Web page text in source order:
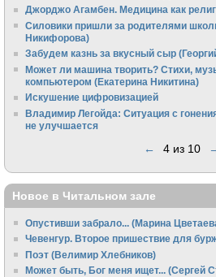
Джорджо Агамбен. Медицина как
Силовики пришли за родителями
Никифорова)
Забудем казнь за вкусный сыр
Может ли машина творить? Стихи,
компьютером (Екатерина Никитина)
Искушение цифровизацией
Владимир Легойда: Ситуация с
не улучшается
← 4 из 10
Новое в Читальном зале
Опустивши забрало... (Марина
Чевенгур. Второе пришествие для
Поэт (Велимир Хлебников)
Может быть, Бог меня ищет... (Сергей